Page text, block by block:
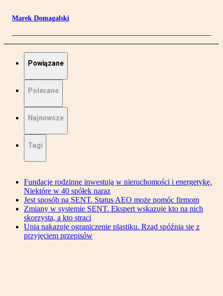
Marek Domagalski
Powiązane
Polecane
Najnowsze
Tagi
Fundacje rodzinne inwestują w nieruchomości i energetykę.
Niektóre w 40 spółek naraz
Jest sposób na SENT. Status AEO może pomóc firmom
Zmiany w systemie SENT. Ekspert wskazuje kto na nich
skorzysta, a kto straci
Unia nakazuje ograniczenie plastiku. Rząd spóźnia się z
przyjęciem przepisów